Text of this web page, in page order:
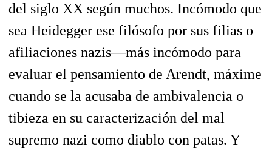
del siglo XX según muchos. Incómodo que
sea Heidegger ese filósofo por sus filias o
afiliaciones nazis—más incómodo para
evaluar el pensamiento de Arendt, máxime
cuando se la acusaba de ambivalencia o
tibieza en su caracterización del mal
supremo nazi como diablo con patas. Y